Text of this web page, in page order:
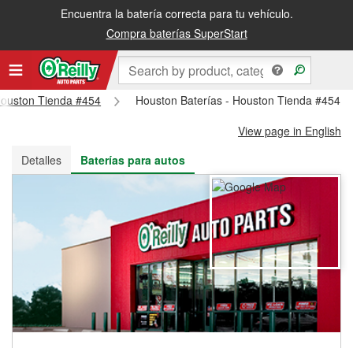
Encuentra la batería correcta para tu vehículo.
Compra baterías SuperStart
Recibe tu orden gratis al día siguiente o recógela en la tienda
Tienda #454
Houston Baterías - Houston Tienda #454
View page in English
Detalles
Baterías para autos